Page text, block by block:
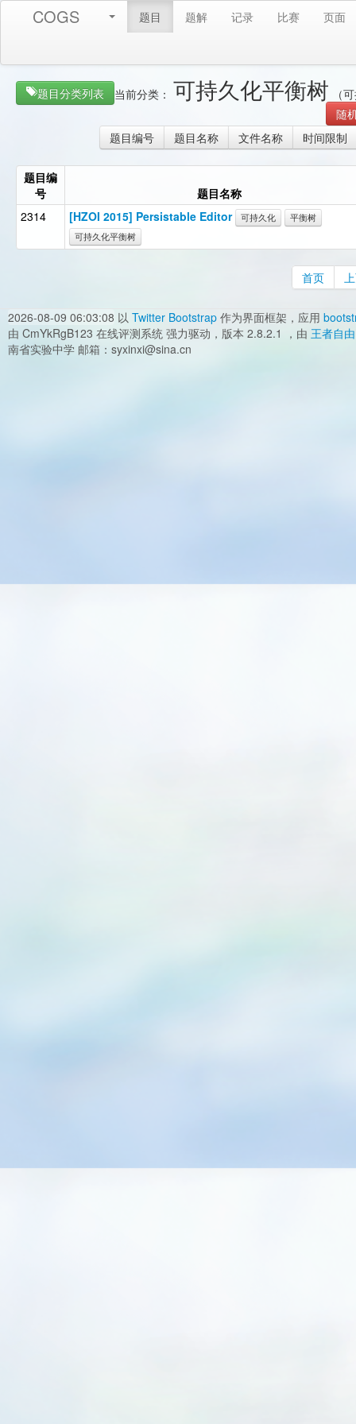
COGS 题目 题解 记录 比赛 页面
题目分类列表 当前分类： 可持久化平衡树 （
随
题目编号
题目名称 文件名称 时间限制
题目编
号
题目名称
2314
[HZOI 2015] Persistable Editor 可持久化
平衡树
可持久化平衡树
首页
2026-08-09 06:03:08 以 Twitter Bootstrap 作为界面框架，应用
由 CmYkRgB123 在线评测系统 强力驱动，版本 2.8.2.1 ，由 王者自由
南省实验中学 邮箱：syxinxi@sina.cn